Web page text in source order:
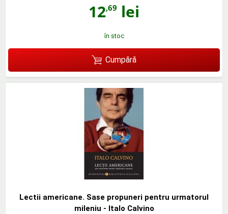
12,69 lei
în stoc
Cumpără
Lectii americane. Sase propuneri pentru urmatorul
mileniu - Italo Calvino